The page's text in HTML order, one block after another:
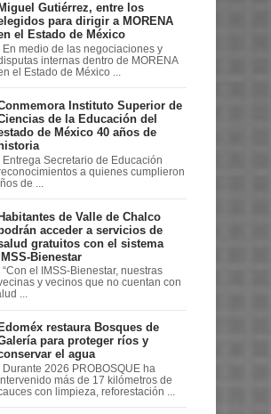
Miguel Gutiérrez, entre los
para dirigir a MORENA
el Estado de México
En medio de las negociaciones y
internas dentro de MORENA
el Estado de México ...
Instituto Superior de
de la Educación del
de México 40 años de
historia
Entrega Secretario de Educación
a quienes cumplieron
de ...
de Valle de Chalco
acceder a servicios de
gratuitos con el sistema
Bienestar
“Con el IMSS-Bienestar, nuestras
y vecinos que no cuentan con
...
Edoméx restaura Bosques de
para proteger ríos y
el agua
Durante 2026 PROBOSQUE ha
más de 17 kilómetros de
con limpieza, reforestación ...